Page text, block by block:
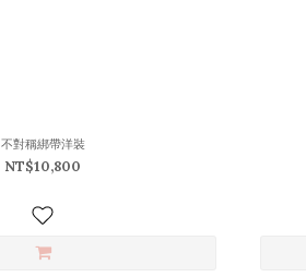
不對稱綁帶洋裝
NT$10,800